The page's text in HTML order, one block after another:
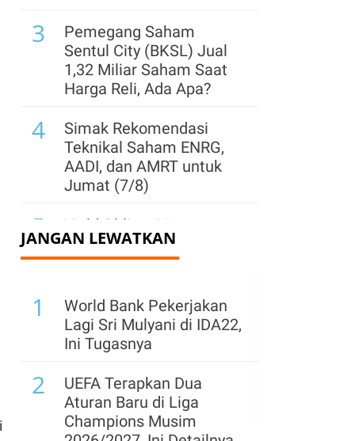
3
Pemegang Saham
Sentul City (BKSL) Jual
1,32 Miliar Saham Saat
Harga Reli, Ada Apa?
4
Simak Rekomendasi
Teknikal Saham ENRG,
AADI, dan AMRT untuk
Jumat (7/8)
5
Yield Obligasi Negara
Diproyeksi Sideways,
Simak Prospek SBN
6
Baru 7 Emiten IPO per
Juli 2026, BEI Ungkap
Prospek Hingga Akhir
Tahun
Bakrie Sumatera (UNSP)
Private Placement 14,50
JANGAN LEWATKAN
1
World Bank Pekerjakan
Lagi Sri Mulyani di IDA22,
Ini Tugasnya
2
UEFA Terapkan Dua
Aturan Baru di Liga
Champions Musim